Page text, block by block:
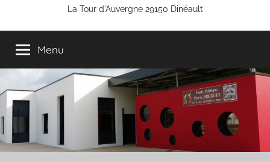
La Tour d'Auvergne 29150 Dinéault
Menu